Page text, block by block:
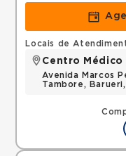
Locais de
Centro Médico
Avenida Marcos
Tambore,